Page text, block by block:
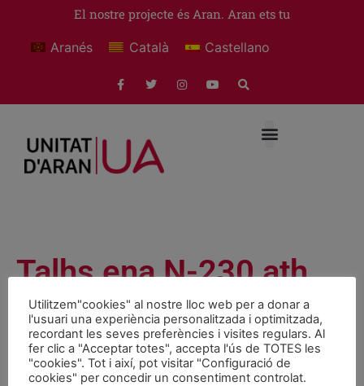
El nostre projecte és Aran. Aran ets tu
Aranés Català Castellano
Talhs ena N-230 ath
sòn pas per Bossòst
Notícies maig 16, 2008
Utilitzem"cookies" al nostre lloc web per a donar a
l'usuari una experiència personalitzada i optimitzada,
recordant les seves preferències i visites regulars. Al
fer clic a "Acceptar totes", accepta l'ús de TOTES les
"cookies". Tot i així, pot visitar "Configuració de
cookies" per concedir un consentiment controlat.